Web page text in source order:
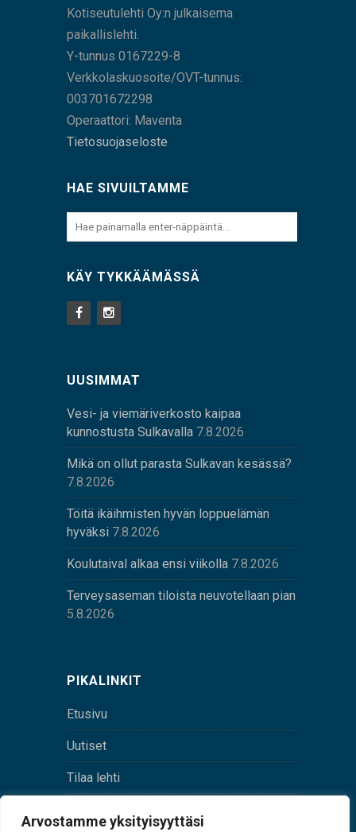
Arvostamme yksityisyyttäsi
Kotiseutulehti Oy:n julkaisema
paikallislehti.
Y-tunnus 0167229-8
Verkkolaskuosoite/OVT-tunnus:
003701672298
Operaattori: Maventa
Tietosuojaseloste
HAE SIVUILTAMME
KÄY TYKKÄÄMÄSSÄ
UUSIMMAT
Vesi- ja viemäriverkosto kaipaa
kunnostusta Sulkavalla 7.8.2026
Mikä on ollut parasta Sulkavan kesässä?
7.8.2026
Töitä ikäihmisten hyvän loppuelämän
hyväksi 7.8.2026
Koulutaival alkaa ensi viikolla 7.8.2026
Terveysaseman tiloista neuvotellaan pian
5.8.2026
PIKALINKIT
Etusivu
Uutiset
Tilaa lehti